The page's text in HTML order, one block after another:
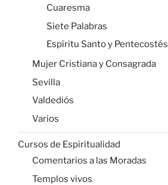
Cuaresma
Siete Palabras
Espíritu Santo y Pentecostés
Mujer Cristiana y Consagrada
Sevilla
Valdediós
Varios
Cursos de Espiritualidad
Comentarios a las Moradas
Templos vivos